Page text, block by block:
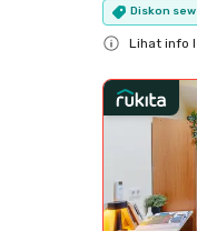
Diskon
Lihat info